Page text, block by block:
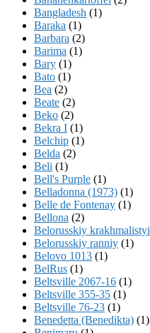
Bangladesh (1)
Baraka (1)
Barbara (2)
Barima (1)
Bary (1)
Bato (1)
Bea (2)
Beate (2)
Beko (2)
Bekra I (1)
Belchip (1)
Belda (2)
Beli (1)
Bell's Purple (1)
Belladonna (1973) (1)
Belle de Fontenay (1)
Bellona (2)
Belorusskiy krakhmalistyi
Belorusskiy ranniy (1)
Belovo 1013 (1)
BelRus (1)
Beltsville 2067-16 (1)
Beltsville 355-35 (1)
Beltsville 76-23 (1)
Benedetta (Benedikta) (1)